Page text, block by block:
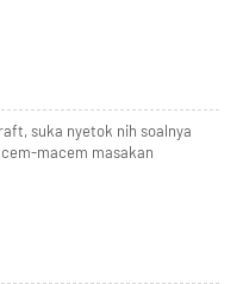
suka nyetok nih soalnya
macem masakan